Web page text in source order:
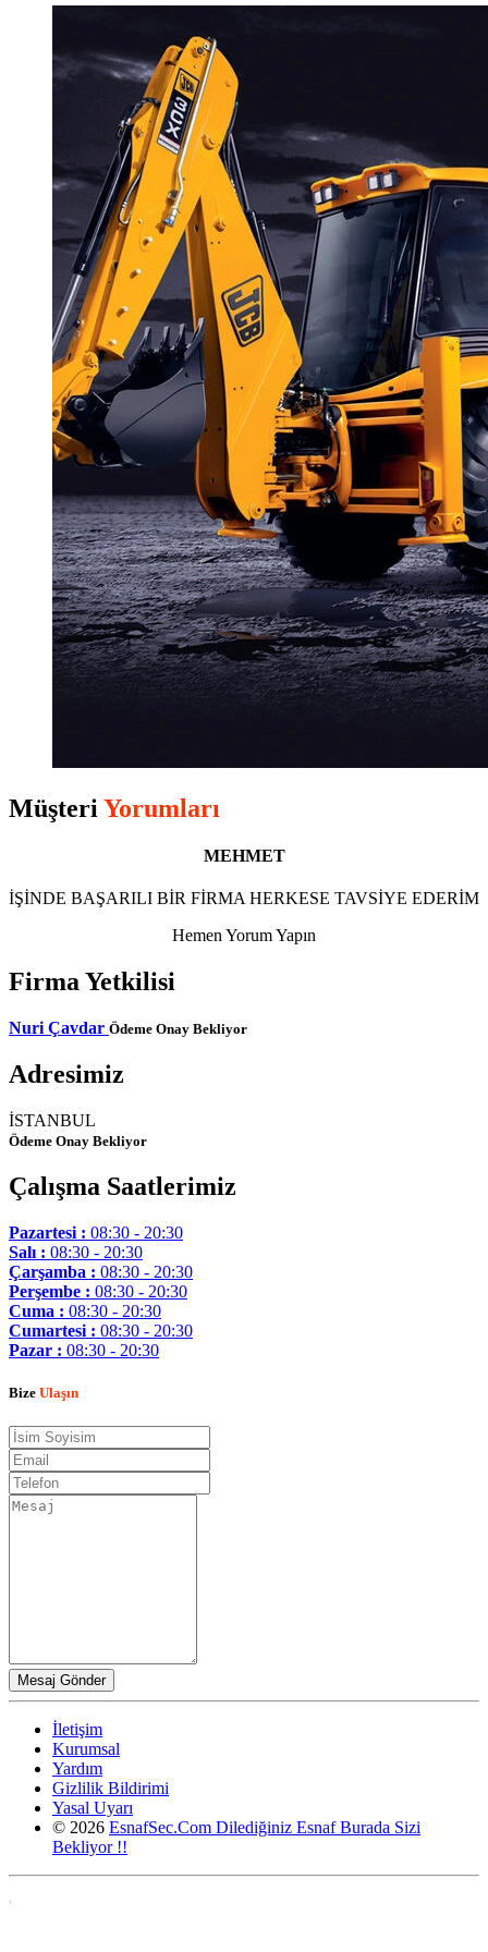
Müşteri Yorumları
MEHMET
İŞİNDE BAŞARILI BİR FİRMA HERKESE TAVSİYE EDERİM
Hemen Yorum Yapın
Firma Yetkilisi
Nuri Çavdar Ödeme Onay Bekliyor
Adresimiz
İSTANBUL
Ödeme Onay Bekliyor
Çalışma Saatlerimiz
Pazartesi : 08:30 - 20:30
Salı : 08:30 - 20:30
Çarşamba : 08:30 - 20:30
Perşembe : 08:30 - 20:30
Cuma : 08:30 - 20:30
Cumartesi : 08:30 - 20:30
Pazar : 08:30 - 20:30
Bize Ulaşın
İletişim
Kurumsal
Yardım
Gizlilik Bildirimi
Yasal Uyarı
© 2026 EsnafSec.Com Dilediğiniz Esnaf Burada Sizi
Bekliyor !!
,